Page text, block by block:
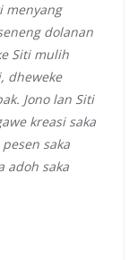
menyang
dolanan
Siti mulih
dheweke
Jono lan Siti
kreasi saka
saka
adoh saka